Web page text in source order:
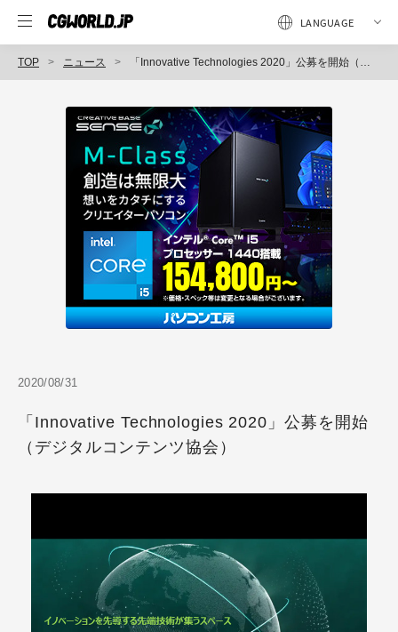
TOP ニュース 「Innovative Technologies 2020」公募を開始（デジタルコンテンツ協会）
2020/08/31
「Innovative Technologies 2020」公募を開始
（デジタルコンテンツ協会）